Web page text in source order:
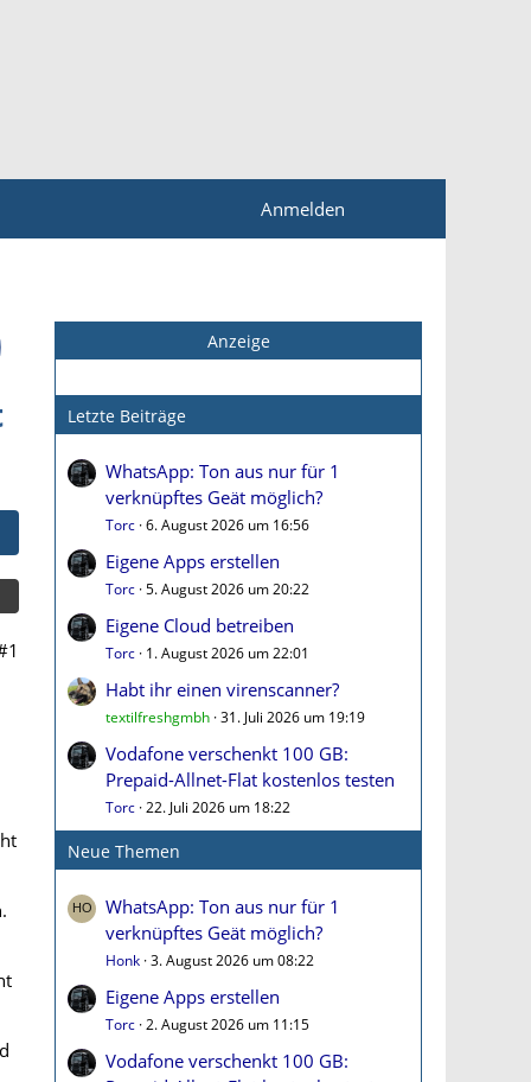
Anmelden
Anzeige
Letzte Beiträge
WhatsApp: Ton aus nur für 1
verknüpftes Geät möglich?
Torc 6. August 2026 um 16:56
Eigene Apps erstellen
Torc 5. August 2026 um 20:22
Eigene Cloud betreiben
Torc 1. August 2026 um 22:01
Habt ihr einen virenscanner?
textilfreshgmbh 31. Juli 2026 um 19:19
Vodafone verschenkt 100 GB:
Prepaid-Allnet-Flat kostenlos testen
Torc 22. Juli 2026 um 18:22
Neue Themen
WhatsApp: Ton aus nur für 1
verknüpftes Geät möglich?
Honk 3. August 2026 um 08:22
Eigene Apps erstellen
Torc 2. August 2026 um 11:15
Vodafone verschenkt 100 GB: